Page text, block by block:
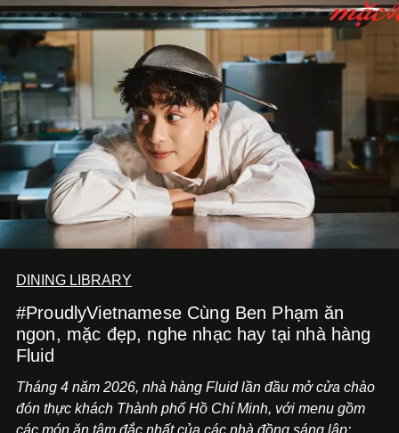
DINING LIBRARY
#ProudlyVietnamese Cùng Ben Phạm ăn
ngon, mặc đẹp, nghe nhạc hay tại nhà hàng
Fluid
Tháng 4 năm 2026, nhà hàng Fluid lần đầu mở cửa chào
đón thực khách Thành phố Hồ Chí Minh, với menu gồm
các món ăn tâm đắc nhất của các nhà đồng sáng lập: